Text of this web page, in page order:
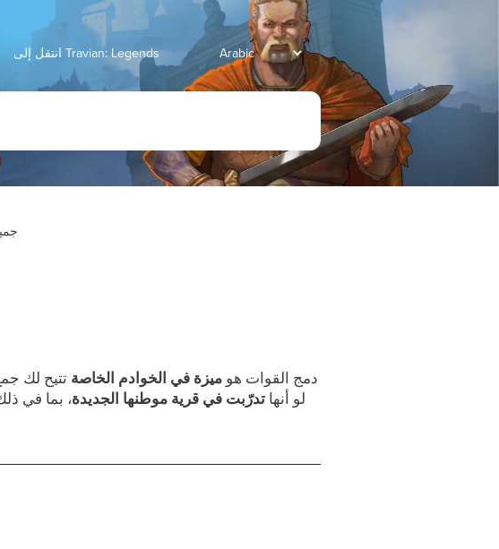
انتقل إلى Travian: Legends
دمج القوات هو ميزة في الخوادم الخاصة تتيح لك
لو أنها تدرّبت في قرية موطنها الجديدة، بما في